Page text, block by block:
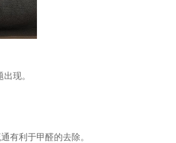
现。
有利于甲醛的去除。